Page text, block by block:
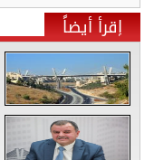
إقرأ أيضاً